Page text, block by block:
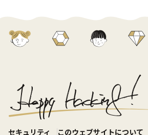
セキュリティ このウェブサイトについて